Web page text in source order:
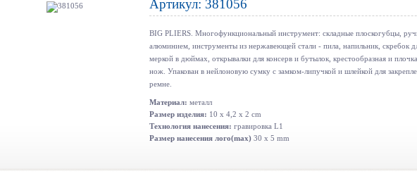
Артикул: 381056
BIG PLIERS. Многофункциональный инструмент: складные плоскогубцы,
алюминием, инструменты из нержавеющей стали - пила, напильник, скребок
меркой в дюймах, открывалки для консерв и бутылок, крестообразная и
нож. Упакован в нейлоновую сумку с замком-липучкой и шлейкой для
ремне.
Материал: металл
Размер изделия: 10 x 4,2 x 2 cm
Технология нанесения: гравировка L1
Размер нанесения лого(max) 30 x 5 mm